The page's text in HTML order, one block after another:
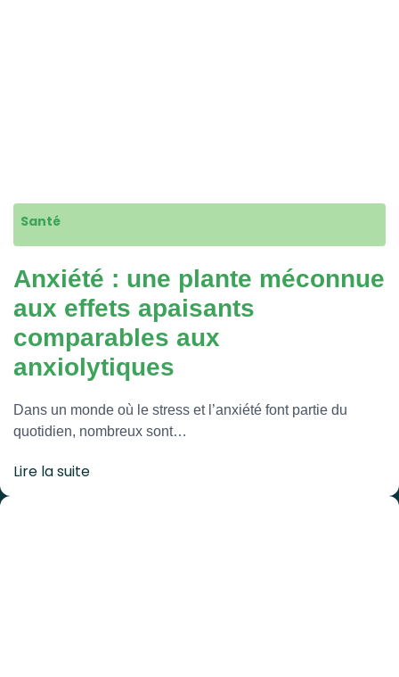
Santé
Anxiété : une plante méconnue
aux effets apaisants
comparables aux
anxiolytiques
Dans un monde où le stress et l’anxiété font partie du
quotidien, nombreux sont…
Lire la suite